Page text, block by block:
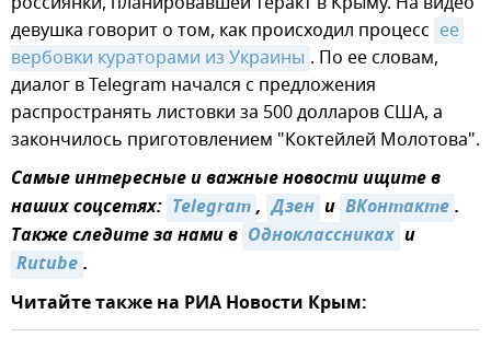
девушка говорит о том, как происходил процесс ее
вербовки кураторами из Украины . По ее словам,
диалог в Telegram начался с предложения
распространять листовки за 500 долларов США, а
закончилось приготовлением "Коктейлей Молотова".
Самые интересные и важные новости ищите в
наших соцсетях: Telegram, Дзен и ВКонтакте.
Также следите за нами в Одноклассниках и
Rutube.
Читайте также на РИА Новости Крым: